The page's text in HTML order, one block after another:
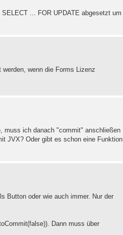
... FOR UPDATE abgesetzt um
wenn die Forms Lizenz
muss ich danach "commit" anschließen
JVX? Oder gibt es schon eine Funktion
Button oder wie auch immer. Nur der
Dann muss über